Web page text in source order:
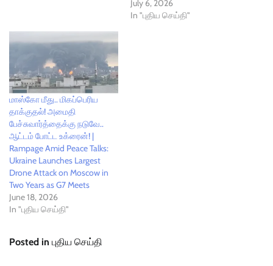
July 6, 2026
In "புதிய செய்தி"
மாஸ்கோ மீது.. மிகப்பெரிய
தாக்குதல்! அமைதி
பேச்சுவார்த்தைக்கு நடுவே..
ஆட்டம் போட்ட உக்ரைன்! |
Rampage Amid Peace Talks:
Ukraine Launches Largest
Drone Attack on Moscow in
Two Years as G7 Meets
June 18, 2026
In "புதிய செய்தி"
Posted in புதிய செய்தி